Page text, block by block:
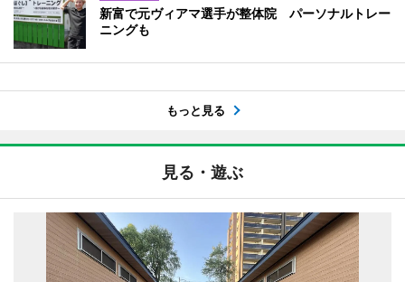
新富で元ヴィアマ選手が整体院 パーソナルトレー
ニングも
もっと見る
見る・遊ぶ